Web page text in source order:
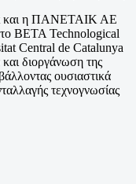
και η ΠΑΝΕΤΑΙΚ ΑΕ
το BETA Technological
Central de Catalunya
διοργάνωση της
ουσιαστικά
τεχνογνωσίας